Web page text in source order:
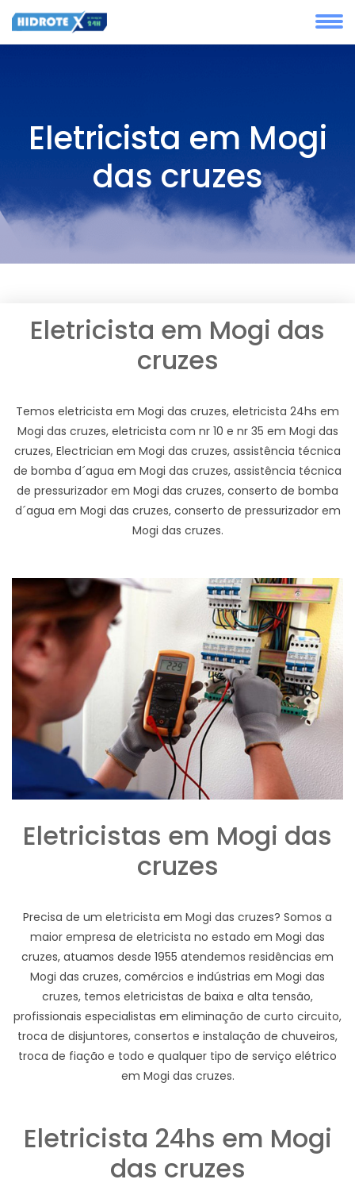
Eletricista em Mogi
das cruzes
Eletricista em Mogi das
cruzes
Temos eletricista em Mogi das cruzes, eletricista 24hs em
Mogi das cruzes, eletricista com nr 10 e nr 35 em Mogi das
cruzes, Electrician em Mogi das cruzes, assistência técnica
de bomba d´agua em Mogi das cruzes, assistência técnica
de pressurizador em Mogi das cruzes, conserto de bomba
d´agua em Mogi das cruzes, conserto de pressurizador em
Mogi das cruzes.
Eletricistas em Mogi das
cruzes
Precisa de um eletricista em Mogi das cruzes? Somos a
maior empresa de eletricista no estado em Mogi das
cruzes, atuamos desde 1955 atendemos residências em
Mogi das cruzes, comércios e indústrias em Mogi das
cruzes, temos eletricistas de baixa e alta tensão,
profissionais especialistas em eliminação de curto circuito,
troca de disjuntores, consertos e instalação de chuveiros,
troca de fiação e todo e qualquer tipo de serviço elétrico
em Mogi das cruzes.
Eletricista 24hs em Mogi
das cruzes